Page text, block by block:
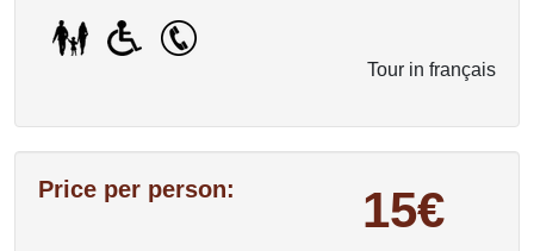
Tour in français
Price per person: 15€